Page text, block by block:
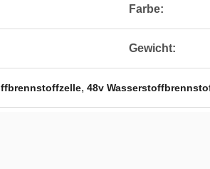
Farbe:
Gewicht:
, 48v